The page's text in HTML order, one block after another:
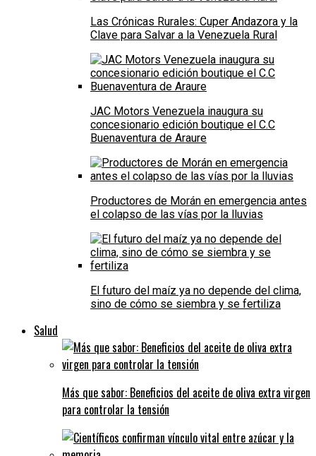
Las Crónicas Rurales: Cuper Andazora y la
Clave para Salvar a la Venezuela Rural
JAC Motors Venezuela inaugura su
concesionario edición boutique el C.C
Buenaventura de Araure
Productores de Morán en emergencia antes
el colapso de las vías por la lluvias
El futuro del maíz ya no depende del clima,
sino de cómo se siembra y se fertiliza
Salud
Más que sabor: Beneficios del aceite de oliva extra virgen
para controlar la tensión